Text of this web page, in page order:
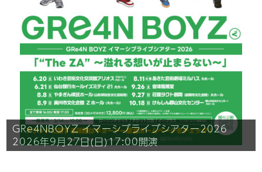
レオの小さなトランク
～TACT to the world Vol.3～
2026年8月11日（火・祝）13:00開演
GRe4NBOYZイマーシブライブシアター2026
2026年9月27日(日)17:00開演
劇団四季ミュージカル『コーラスライン』
2026年10月9日(金)18:30開演
タクトピアノオープンデイ
https://tacnal-events.com/
四角いおへや
タクトフリースペース閉館時間お知らせBGM募集！
ORANGE RANGE LIVE TOUR 026-027
2026年12月13日(日)17:30開演